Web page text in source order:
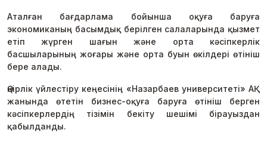
Аталған бағдарлама бойынша оқуға баруға
экономиканың басымдық берілген салаларында қызмет
етіп жүрген шағын және орта кәсіпкерлік
басшыларының жоғары және орта буын өкілдері өтініш
бере алады.
Өңірлік үйлестіру кеңесінің «Назарбаев университеті» АҚ
жанында өтетін бизнес-оқуға баруға өтініш берген
кәсіпкерлердің тізімін бекіту шешімі бірауыздан
қабылданды.